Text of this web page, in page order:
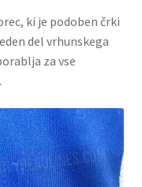
ki je podoben črki
del vrhunskega
za vse